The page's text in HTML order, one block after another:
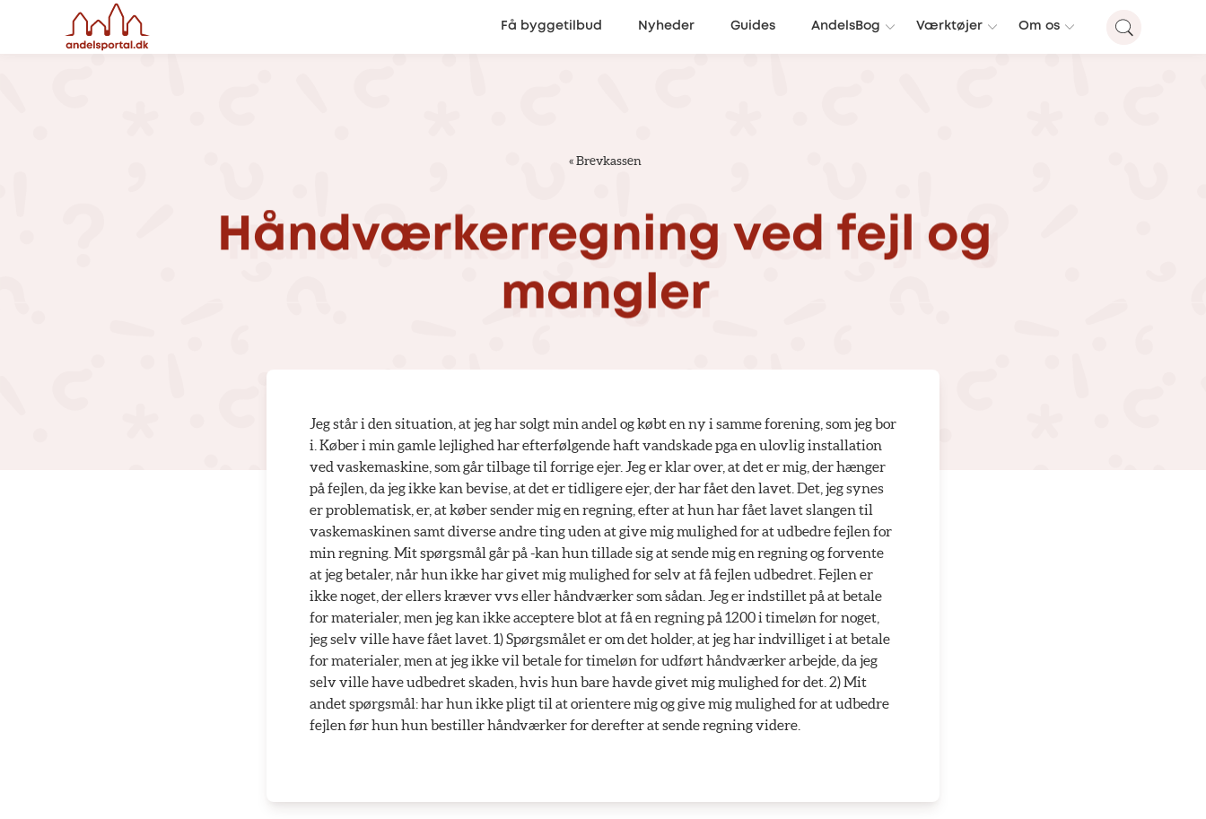
Få byggetilbud Nyheder Guides AndelsBog Værktøjer Om os
«Brevkassen
Håndværkerregning ved fejl
og
mangler
Jeg står i den situation, at jeg har solgt min andel og købt en ny i samme forening, som jeg bor
i. Køber i min gamle lejlighed har efterfølgende haft vandskade pga en ulovlig installation
ved vaskemaskine, som går tilbage til forrige ejer. Jeg er klar over, at det er mig, der hænger
på fejlen, da jeg ikke kan bevise, at det er tidligere ejer, der har fået den lavet. Det, jeg synes
er problematisk, er, at køber sender mig en regning, efter at hun har fået lavet slangen til
vaskemaskinen samt diverse andre ting uden at give mig mulighed for at udbedre fejlen for
min regning. Mit spørgsmål går på -kan hun tillade sig at sende mig en regning og forvente
at jeg betaler, når hun ikke har givet mig mulighed for selv at få fejlen udbedret. Fejlen er
ikke noget, der ellers kræver vvs eller håndværker som sådan. Jeg er indstillet på at betale
for materialer, men jeg kan ikke acceptere blot at få en regning på 1200 i timeløn for noget,
jeg selv ville have fået lavet. 1) Spørgsmålet er om det holder, at jeg har indvilliget i at betale
for materialer, men at jeg ikke vil betale for timeløn for udført håndværker arbejde, da jeg
selv ville have udbedret skaden, hvis hun bare havde givet mig mulighed for det. 2) Mit
andet spørgsmål: har hun ikke pligt til at orientere mig og give mig mulighed for at udbedre
fejlen før hun hun bestiller håndværker for derefter at sende regning videre.